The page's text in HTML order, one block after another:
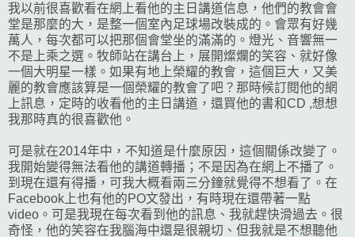
我以前很喜歡看在網上看他的主日講道信息，他們的教會會
堂是那麼的大，是整一個室內足球場改裝成的。會眾有好幾
萬人，每次都可以把那個會堂坐的滿滿的。燈光、音響無一
不是上乘之選。牧師站在講台上，展開燦爛的笑容、就好像
一個大明星一樣。如果有地上榮耀的教會，這個巨大，又美
麗的教會應該算是一個榮耀的教會了吧？那時候訂閱他的網
上訊息，定時的收看他的主日講道，還買他的書和CD ,想想
我那時真的很喜歡他。
可是就在2014年中，不知道是什麼原因，這個關係改變了。
我開始變得無法看他的講道轉播；不是因為在網上不播了。
到現在還有得播，可我大概看兩三分鐘就覺得不想看了。在
Facebook上也有他的PO文發出，有時現在還帶著一點
video。可是我現在每次看到他的訊息、我就趕快滑過去。很
奇怪，他的笑容在我腦海中還是很親切、但我就是不想聽他